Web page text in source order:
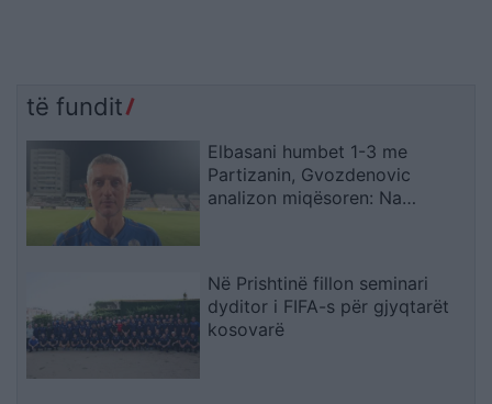
të fundit
Elbasani humbet 1-3 me
Partizanin, Gvozdenovic
analizon miqësoren: Na
Në Prishtinë fillon seminari
dyditor i FIFA-s për gjyqtarët
kosovarë